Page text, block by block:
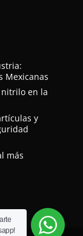
Mexicanas
en la
y
más